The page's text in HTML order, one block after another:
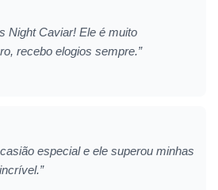
Night Caviar! Ele é muito
recebo elogios sempre.”
especial e ele superou minhas